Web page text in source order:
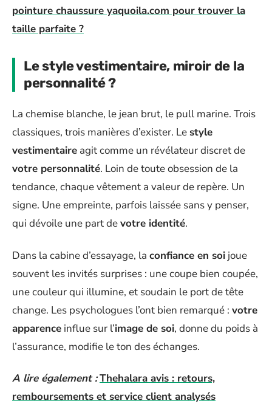
pointure chaussure yaquoila.com pour trouver la
taille parfaite ?
Le style vestimentaire, miroir de la
personnalité ?
La chemise blanche, le jean brut, le pull marine. Trois
classiques, trois manières d’exister. Le style
vestimentaire agit comme un révélateur discret de
votre personnalité. Loin de toute obsession de la
tendance, chaque vêtement a valeur de repère. Un
signe. Une empreinte, parfois laissée sans y penser,
qui dévoile une part devotre identité.
Dans la cabine d’essayage, la confiance en soi joue
souvent les invités surprises : une coupe bien coupée,
une couleur qui illumine, et soudain le port de tête
change. Les psychologues l’ont bien remarqué : votre
apparence influe sur l’image de soi, donne du poids à
l’assurance, modifie le ton des échanges.
A lire également :Thehalara avis : retours,
remboursements et service client analysés